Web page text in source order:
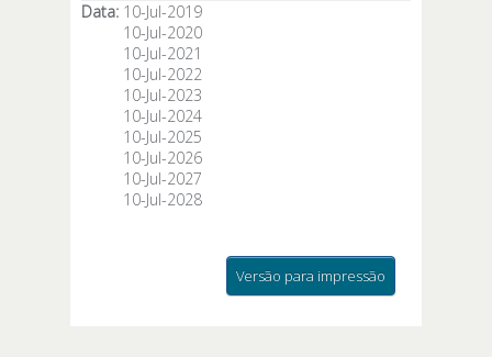
Data: 10-Jul-2019
10-Jul-2020
10-Jul-2021
10-Jul-2022
10-Jul-2023
10-Jul-2024
10-Jul-2025
10-Jul-2026
10-Jul-2027
10-Jul-2028
Versão para impressão